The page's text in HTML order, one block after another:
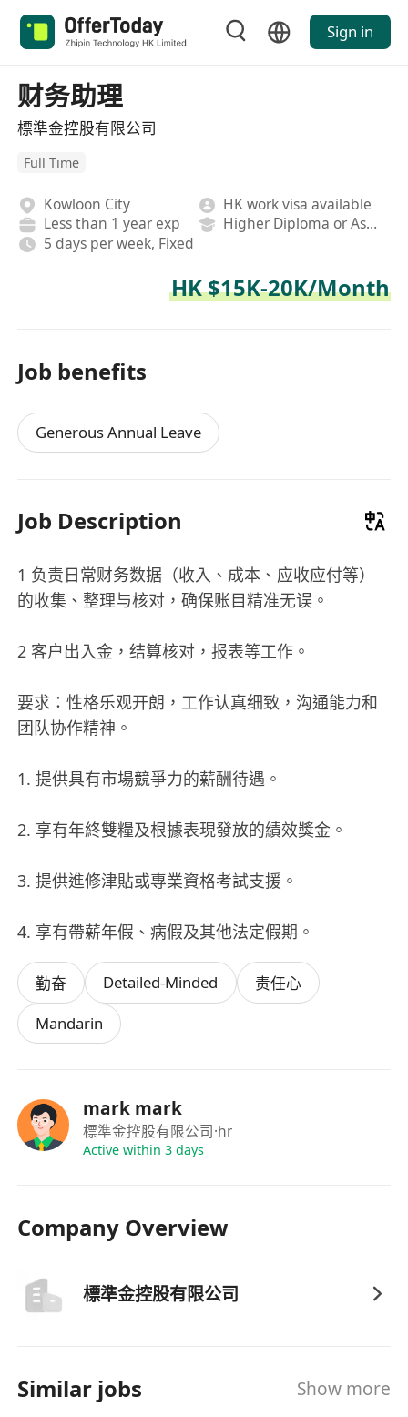
Sign in
财务助理
標準金控股有限公司
Full Time
Kowloon City
HK work visa available
Less than 1 year exp
Higher Diploma or Associate Degree
5 days per week, Fixed
HK $15K-20K/Month
Job benefits
Generous Annual Leave
Job Description
1 负责日常财务数据（收入、成本、应收应付等）
的收集、整理与核对，确保账目精准无误。
2 客户出入金，结算核对，报表等工作。
要求：性格乐观开朗，工作认真细致，沟通能力和
团队协作精神。
1. 提供具有市場競爭力的薪酬待遇。
2. 享有年終雙糧及根據表現發放的績效獎金。
3. 提供進修津貼或專業資格考試支援。
4. 享有帶薪年假、病假及其他法定假期。
勤奋 Detailed-Minded
责任心
Mandarin
mark mark
標準金控股有限公司·hr
Active within 3 days
Company Overview
標準金控股有限公司
Similar jobs Show more